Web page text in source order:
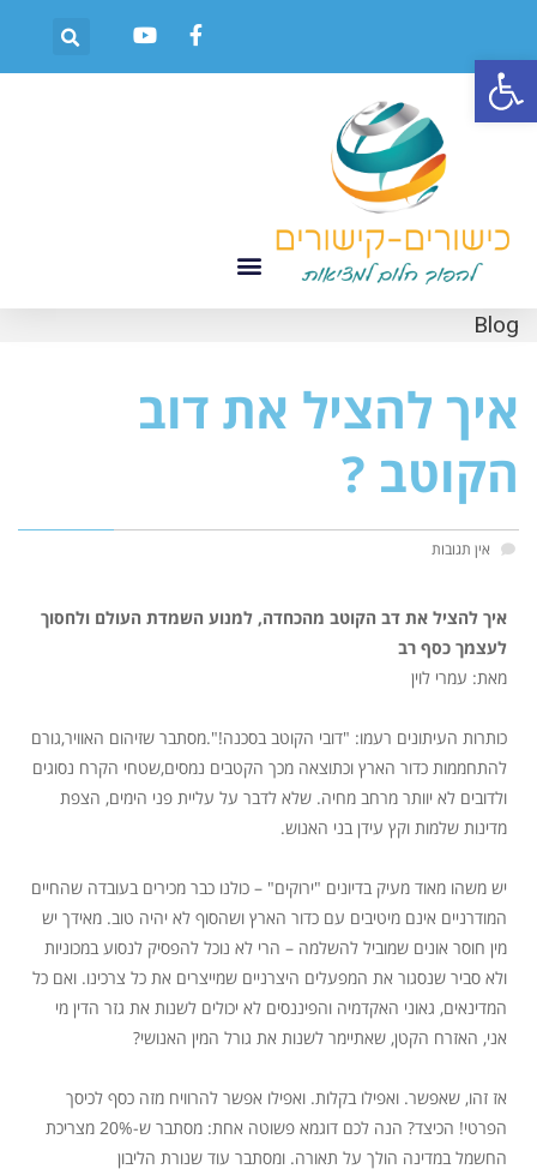
פתח סרגל נגישות
Blog
איך להציל את דוב
הקוטב ?
אין תגובות
איך להציל את דב הקוטב מהכחדה, למנוע השמדת העולם ולחסוך
לעצמך כסף רב
מאת: עמרי לוין
כותרות העיתונים רעמו: "דובי הקוטב בסכנה!".מסתבר שזיהום האוויר,גורם
להתחממות כדור הארץ וכתוצאה מכך הקטבים נמסים,שטחי הקרח נסוגים
ולדובים לא יוותר מרחב מחיה. שלא לדבר על עליית פני הימים, הצפת
מדינות שלמות וקץ עידן בני האנוש.
יש משהו מאוד מעיק בדיונים "ירוקים" – כולנו כבר מכירים בעובדה שהחיים
המודרניים אינם מיטיבים עם כדור הארץ ושהסוף לא יהיה טוב. מאידך יש
מין חוסר אונים שמוביל להשלמה – הרי לא נוכל להפסיק לנסוע במכוניות
ולא סביר שנסגור את המפעלים היצרניים שמייצרים את כל צרכינו. ואם כל
המדינאים, גאוני האקדמיה והפיננסים לא יכולים לשנות את גזר הדין מי
אני, האזרח הקטן, שאתיימר לשנות את גורל המין האנושי?
אז זהו, שאפשר. ואפילו בקלות. ואפילו אפשר להרוויח מזה כסף לכיסך
הפרטי! הכיצד? הנה לכם דוגמא פשוטה אחת: מסתבר ש-20% מצריכת
החשמל במדינה הולך על תאורה. ומסתבר עוד שנורת הליבון